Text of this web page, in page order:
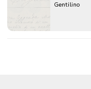
Gentilino